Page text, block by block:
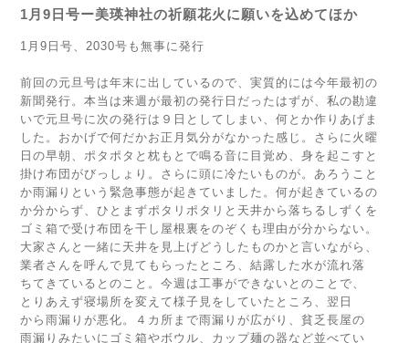
1月9日号ー美瑛神社の祈願花火に願いを込めてほか
1月9日号、2030号も無事に発行
前回の元旦号は年末に出しているので、実質的には今年最初の
新聞発行。本当は来週が最初の発行日だったはずが、私の勘違
いで元旦号に次の発行は９日としてしまい、何とか作りあげま
した。おかげで何だかお正月気分がなかった感じ。さらに火曜
日の早朝、ポタポタと枕もとで鳴る音に目覚め、身を起こすと
掛け布団がびっしょり。さらに頭に冷たいものが。あろうこと
か雨漏りという緊急事態が起きていました。何が起きているの
か分からず、ひとまずポタリポタリと天井から落ちるしずくを
ゴミ箱で受け布団を干し屋根裏をのぞくも理由が分からない。
大家さんと一緒に天井を見上げどうしたものかと言いながら、
業者さんを呼んで見てもらったところ、結露した水が流れ落
ちてきているとのこと。今週は工事ができないとのことで、
とりあえず寝場所を変えて様子見をしていたところ、翌日
から雨漏りが悪化。４カ所まで雨漏りが広がり、貧乏長屋の
雨漏りみたいにゴミ箱やボウル、カップ麺の器など並べてい